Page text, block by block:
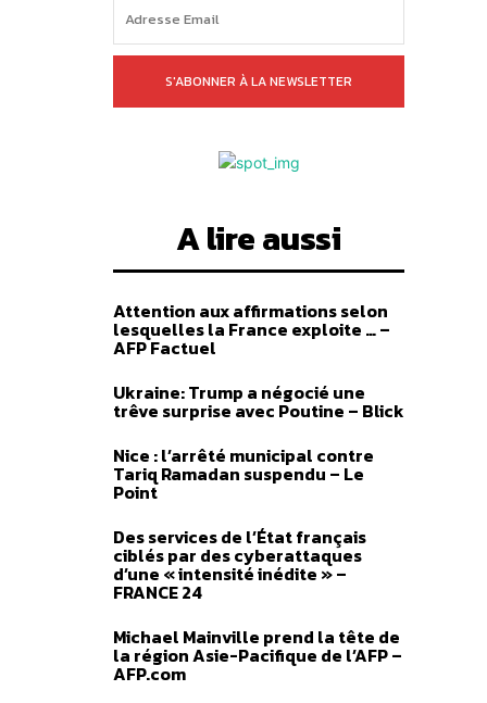
S'ABONNER À LA NEWSLETTER
A lire aussi
Attention aux affirmations selon
lesquelles la France exploite … –
AFP Factuel
Ukraine: Trump a négocié une
trêve surprise avec Poutine – Blick
Nice : l’arrêté municipal contre
Tariq Ramadan suspendu – Le
Point
Des services de l’État français
ciblés par des cyberattaques
d’une « intensité inédite » –
FRANCE 24
Michael Mainville prend la tête de
la région Asie-Pacifique de l’AFP –
AFP.com